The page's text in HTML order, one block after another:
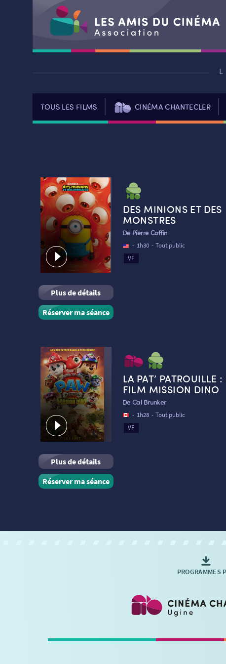
TOUS LES FILMS CINÉMA CHANTECLER
Plus de détails
Réserver ma séance
DES MINIONS ET DES
MONSTRES
De Pierre Coffin
- 1h30 - Tout public
VF
Plus de détails
Réserver ma séance
LA PAT’ PATROUILLE :
FILM MISSION DINO
De Cal Brunker
- 1h28 - Tout public
VF
PROGRAMMES